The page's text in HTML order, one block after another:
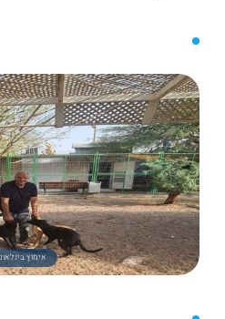
אימוץ